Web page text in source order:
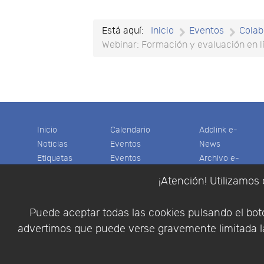
¡Atención!
Puede aceptar todas las cookies pulsando el
advertimos que puede verse gravemente limitada
Está aquí: Inicio Eventos
Webinar: Formación y evaluación en
Inicio
Noticias
Etiquetas
Cesta
Calendario
Eventos
Eventos
Colaboradores
Descargas
Videos
Addlink e-
News
Archivo e-
Software
Multifisica.com
Síganos